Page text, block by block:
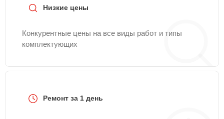
Низкие цены
Конкурентные цены на все виды работ и типы
комплектующих
Ремонт за 1 день